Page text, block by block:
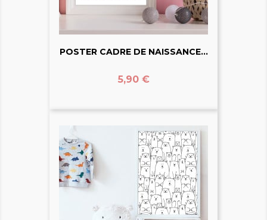
POSTER CADRE DE NAISSANCE...
Prix
5,90 €